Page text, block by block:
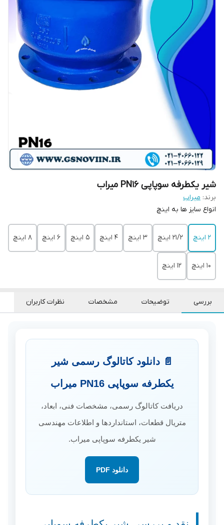
شیر یکطرفه سوپاپی PN16 میراب
برند: میراب
انواع سایز ها به اینچ
2 اینچ 21/2 اینچ 3 اینچ 4 اینچ 5 اینچ 6 اینچ 8 اینچ
10 اینچ 12 اینچ
بررسی توضیحات مشخصات نظرات کاربران
📄 دانلود کاتالوگ رسمی شیر
یکطرفه سوپاپی PN16 میراب
دریافت کاتالوگ رسمی، مشخصات فنی، ابعاد،
متریال قطعات، استانداردها و اطلاعات مهندسی
شیر یکطرفه سوپاپی میراب.
دانلود PDF